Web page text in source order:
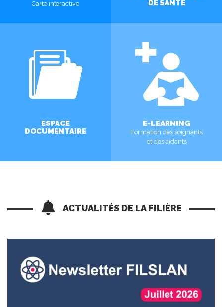
Carte interactive
DE SANTÉ
ESPACE
DOCUMENTAIRE
E-LEARNING
Formation des soignants
et des aidants
ACTUALITÉS DE LA FILIÈRE